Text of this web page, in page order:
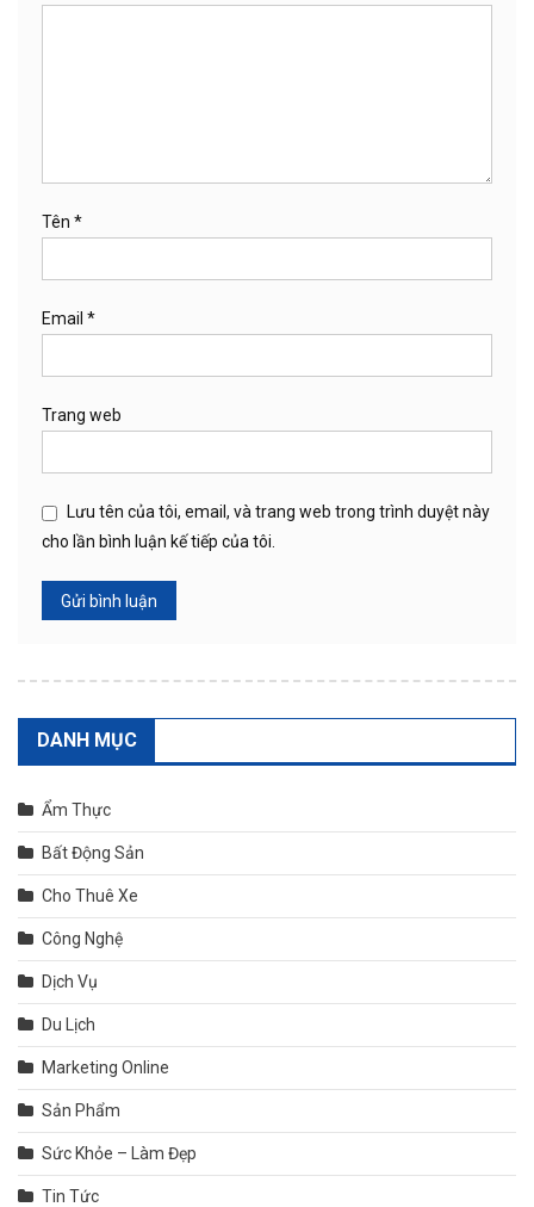
Tên *
Email *
Trang web
Lưu tên của tôi, email, và trang web trong trình duyệt này
cho lần bình luận kế tiếp của tôi.
DANH MỤC
Ẩm Thực
Bất Động Sản
Cho Thuê Xe
Công Nghệ
Dịch Vụ
Du Lịch
Marketing Online
Sản Phẩm
Sức Khỏe – Làm Đẹp
Tin Tức